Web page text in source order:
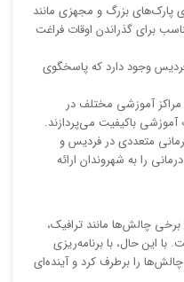
پارک‌های بزرگ و مجهزی مانند
برای گذراندن اوقات فراغت
وجود دارد که پاسخگوی
آموزشی مختلف در
آموزشی باکیفیت می‌پردازند.
متعددی در فردیس و
را به شهروندان ارائه
چالش‌ها مانند ترافیک،
با این حال، با برنامه‌ریزی
را برطرف کرد و آینده‌ای